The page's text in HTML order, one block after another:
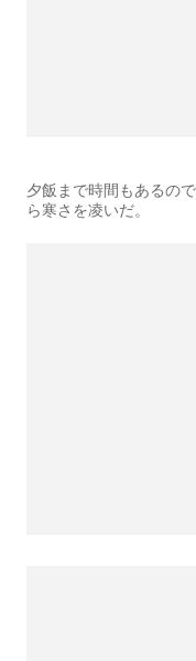
夕飯まで時間もあるの
ら寒さを凌いだ。